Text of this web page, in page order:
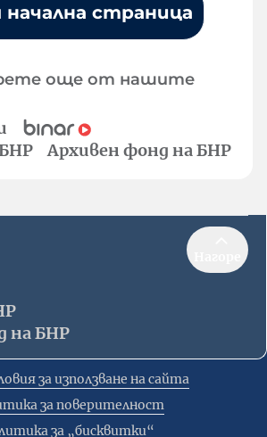
начална страница
още от нашите
Архивен фонд на БНР
на БНР
за използване на сайта
за поверителност
за „бисквитки“